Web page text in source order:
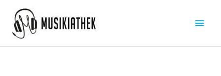
Inhalt
springen